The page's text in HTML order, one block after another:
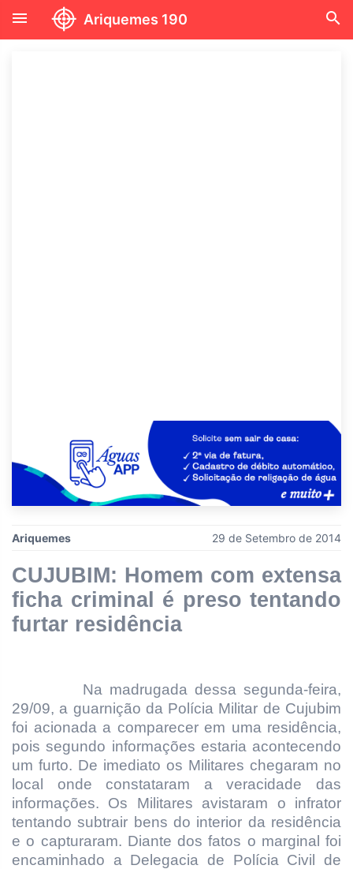
menu Ariquemes 190 search
Ariquemes 29 de Setembro de 2014
CUJUBIM: Homem com extensa
ficha criminal é preso tentando
furtar residência
Na madrugada dessa segunda-feira,
29/09, a guarnição da Polícia Militar de Cujubim
foi acionada a comparecer em uma residência,
pois segundo informações estaria acontecendo
um furto. De imediato os Militares chegaram no
local onde constataram a veracidade das
informações. Os Militares avistaram o infrator
tentando subtrair bens do interior da residência
e o capturaram. Diante dos fatos o marginal foi
encaminhado a Delegacia de Polícia Civil de